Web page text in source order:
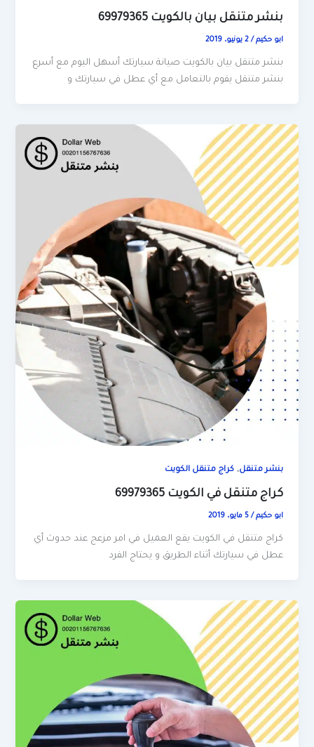
بنشر متنقل بيان بالكويت 69979365
ابو حكيم/2 يونيو، 2019
بنشر متنقل بيان بالكويت صيانة سيارتك أسهل اليوم مع أسرع
بنشر متنقل يقوم بالتعامل مع أي عطل في سيارتك و
بنشر متنقل,كراج متنقل الكويت
كراج متنقل في الكويت 69979365
ابو حكيم/5 مايو، 2019
كراج متنقل في الكويت يقع العميل في امر مزعج عند حدوث أي
عطل في سيارتك أثناء الطريق و يحتاج الفرد